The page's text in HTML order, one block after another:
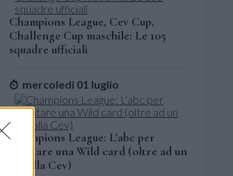
Champions League, Cev Cup,
Challenge Cup maschile: Le 105
squadre ufficiali
mercoledì 01 luglio
Champions League: L'abc per
meritare una Wild card (oltre ad un
fee alla Cev)